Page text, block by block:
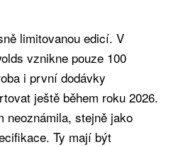
limitovanou edicí. V
vznikne pouze 100
i první dodávky
ještě během roku 2026.
neoznámila, stejně jako
Ty mají být